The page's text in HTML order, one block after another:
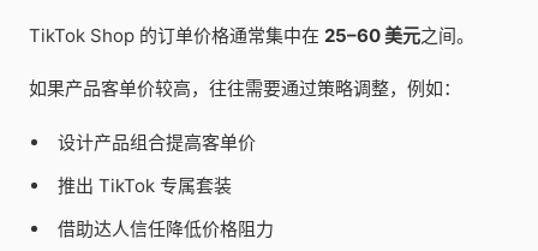
TikTok Shop 的订单价格通常集中在 25–60 美元之间。
如果产品客单价较高，往往需要通过策略调整，例如：
设计产品组合提高客单价
推出 TikTok 专属套装
借助达人信任降低价格阻力